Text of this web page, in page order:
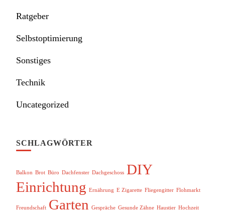
Ratgeber
Selbstoptimierung
Sonstiges
Technik
Uncategorized
SCHLAGWÖRTER
Balkon Brot Büro Dachfenster Dachgeschoss DIY
Einrichtung Ernährung E Zigarette Fliegengitter Flohmarkt
Freundschaft Garten Gespräche Gesunde Zähne Haustier Hochzeit